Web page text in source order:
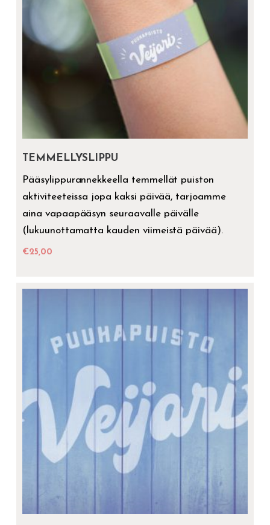
TEMMELLYSLIPPU
Pääsylippurannekkeella temmellät puiston
aktiviteeteissa jopa kaksi päivää, tarjoamme
aina vapaapääsyn seuraavalle päivälle
(lukuunottamatta kauden viimeistä päivää).
€25,00